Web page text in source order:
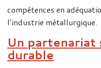
compétences en
l’industrie métallurgique.
Un
durable